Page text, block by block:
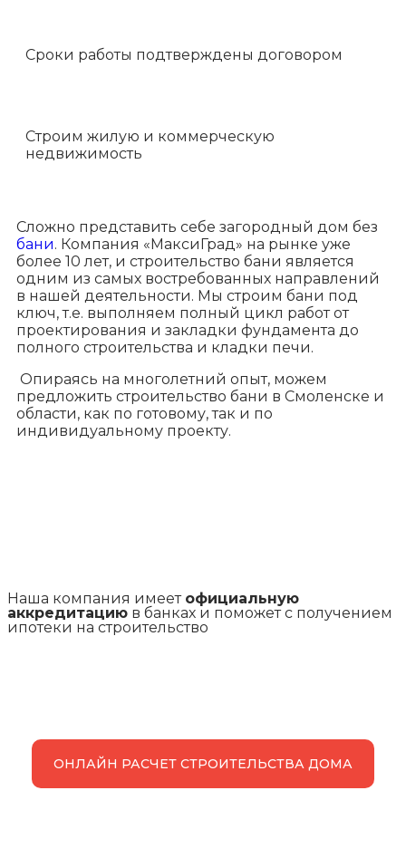
Сроки работы подтверждены договором
Строим жилую и коммерческую
недвижимость
Сложно представить себе загородный дом без
бани. Компания «МаксиГрад» на рынке уже
более 10 лет, и строительство бани является
одним из самых востребованных направлений
в нашей деятельности. Мы строим бани под
ключ, т.е. выполняем полный цикл работ от
проектирования и закладки фундамента до
полного строительства и кладки печи.
Опираясь на многолетний опыт, можем
предложить строительство бани в Смоленске и
области, как по готовому, так и по
индивидуальному проекту.
Наша компания имеет официальную
аккредитацию в банках и поможет с получением
ипотеки на строительство
ОНЛАЙН РАСЧЕТ СТРОИТЕЛЬСТВА ДОМА